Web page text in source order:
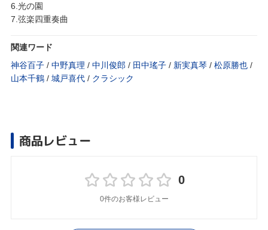
6.光の園
7.弦楽四重奏曲
関連ワード
神谷百子 / 中野真理 / 中川俊郎 / 田中瑤子 / 新実真琴 / 松原勝也 /
山本千鶴 / 城戸喜代 / クラシック
商品レビュー
0
0件のお客様レビュー